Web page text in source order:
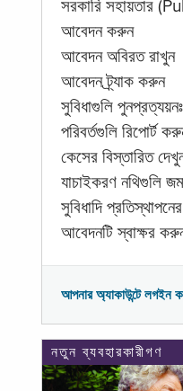
সরকারি সহায়তার
আবেদন করুন
আবেদন অবিরত রাখুন
আবেদন ট্র্যাক করুন
সুবিধাগুলি
পরিবর্তগুলি রিপোর্ট
কেসের বিস্তারিত
যাচাইকরণ নথিগুলি
সুবিধাদি
আবেদনটি স্বাক্ষর
আপনার অ্যাকাউন্টে লগইন
নতুন ব্যবহারকারীগণ